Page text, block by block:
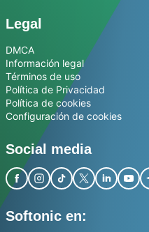
Legal
DMCA
Información legal
Términos de uso
Política de Privacidad
Política de cookies
Configuración de cookies
Social media
Softonic en: